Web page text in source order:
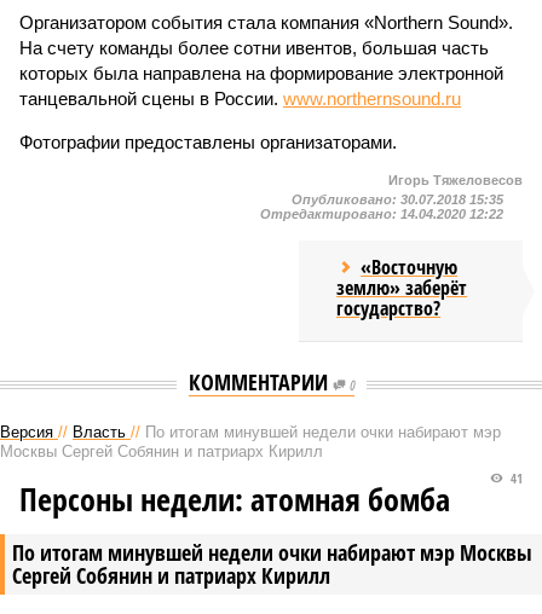
Организатором события стала компания «Northern Sound».
На счету команды более сотни ивентов, большая часть
которых была направлена на формирование электронной
танцевальной сцены в России. www.northernsound.ru
Фотографии предоставлены организаторами.
Игорь Тяжеловесов
Опубликовано: 30.07.2018 15:35
Отредактировано: 14.04.2020 12:22
«Восточную
землю» заберёт
государство?
КОММЕНТАРИИ 0
Версия // Власть // По итогам минувшей недели очки набирают мэр
Москвы Сергей Собянин и патриарх Кирилл
По итогам минувшей недели очки набирают мэр Москвы
Сергей Собянин и патриарх Кирилл
41
Персоны недели: атомная бомба